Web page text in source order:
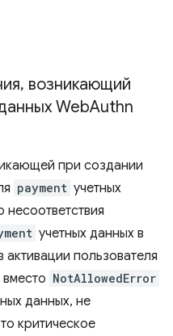
, возникающий
WebAuthn
при создании
payment учетных
учетных данных в
пользователя
вместо NotAllowedError
данных, не
критическое